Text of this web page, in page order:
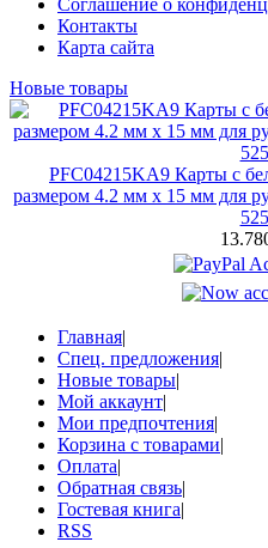
Соглашение о
Контакты
Карта сайта
Новые товары
PFC04215KA9 Карты с
размером 4.2 мм x 15 мм для
Главная|
Спец. предложения|
Новые товары|
Мой аккаунт|
Мои предпочтения|
Корзина с товарами|
Оплата|
Обратная связь|
Гостевая книга|
RSS